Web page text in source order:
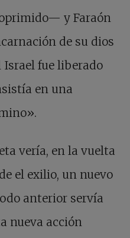
y Faraón
de su dios
fue liberado
en una
vería, en la vuelta
el exilio, un nuevo
anterior servía
nueva acción